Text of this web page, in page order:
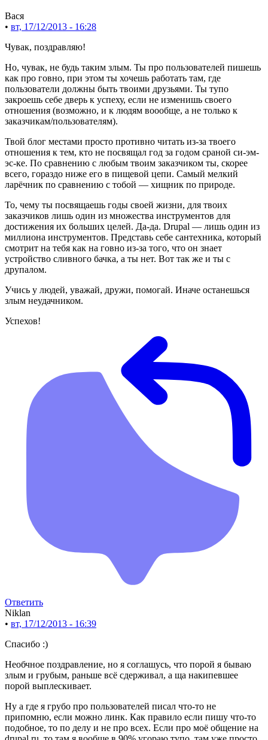
Вася
• вт, 17/12/2013 - 16:28
Чувак, поздравляю!
Но, чувак, не будь таким злым. Ты про пользователей пишешь
как про говно, при этом ты хочешь работать там, где
пользователи должны быть твоими друзьями. Ты тупо
закроешь себе дверь к успеху, если не изменишь своего
отношения (возможно, и к людям воообще, а не только к
заказчикам/пользователям).
Твой блог местами просто противно читать из-за твоего
отношения к тем, кто не посвящал год за годом сраной си-эм-
эс-ке. По сравнению с любым твоим заказчиком ты, скорее
всего, гораздо ниже его в пищевой цепи. Самый мелкий
ларёчник по сравнению с тобой — хищник по природе.
То, чему ты посвящаешь годы своей жизни, для твоих
заказчиков лишь один из множества инструментов для
достижения их больших целей. Да-да. Drupal — лишь один из
миллиона инструментов. Представь себе сантехника, который
смотрит на тебя как на говно из-за того, что он знает
устройство сливного бачка, а ты нет. Вот так же и ты с
друпалом.
Учись у людей, уважай, дружи, помогай. Иначе останешься
злым неудачником.
Успехов!
Ответить
Niklan
• вт, 17/12/2013 - 16:39
Спасибо :)
Необчное поздравление, но я соглашусь, что порой я бываю
злым и грубым, раньше всё сдерживал, а ща накипевшее
порой выплескивает.
Ну а где я грубо про пользователей писал что-то не
припомню, если можно линк. Как правило если пишу что-то
подобное, то по делу и не про всех. Если про моё общение на